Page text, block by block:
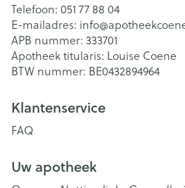
Telefoon: 051 77 88 04
E-mailadres: info@
APB nummer: 333701
Apotheek titularis: Louise Coene
BTW nummer: BE0432894964
Klantenservice
FAQ
Uw apotheek